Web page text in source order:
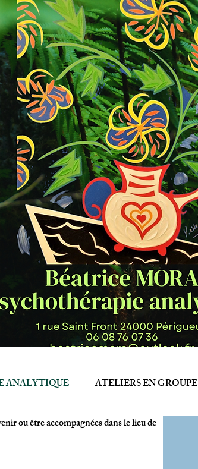
ou être accompagnées dans le lieu de
ANALYTIQUE ATELIERS EN GROUPE